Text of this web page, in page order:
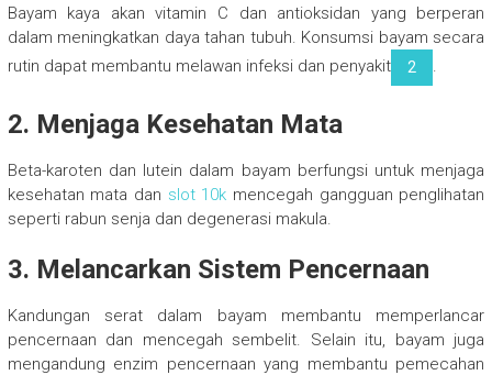
Bayam kaya akan vitamin C dan antioksidan yang berperan
dalam meningkatkan daya tahan tubuh. Konsumsi bayam secara
rutin dapat membantu melawan infeksi dan penyakit
2 .
2. Menjaga Kesehatan Mata
Beta-karoten dan lutein dalam bayam berfungsi untuk menjaga
kesehatan mata dan slot 10k mencegah gangguan penglihatan
seperti rabun senja dan degenerasi makula.
3. Melancarkan Sistem Pencernaan
Kandungan serat dalam bayam membantu memperlancar
pencernaan dan mencegah sembelit. Selain itu, bayam juga
mengandung enzim pencernaan yang membantu pemecahan